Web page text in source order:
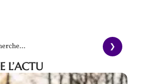
L’ACTU